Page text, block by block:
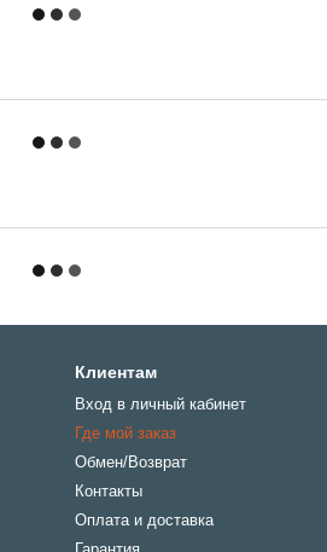
Клиентам
Вход в личный кабинет
Где мой заказ
Обмен/Возврат
Контакты
Оплата и доставка